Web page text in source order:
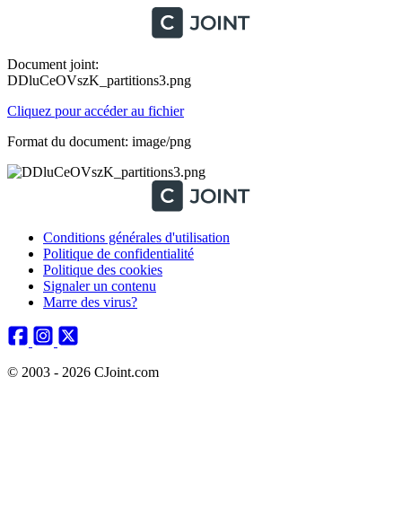
Document joint:
DDluCeOVszK_partitions3.png
Cliquez pour accéder au fichier
Format du document: image/png
Conditions générales d'utilisation
Politique de confidentialité
Politique des cookies
Signaler un contenu
Marre des virus?
© 2003 - 2026 CJoint.com